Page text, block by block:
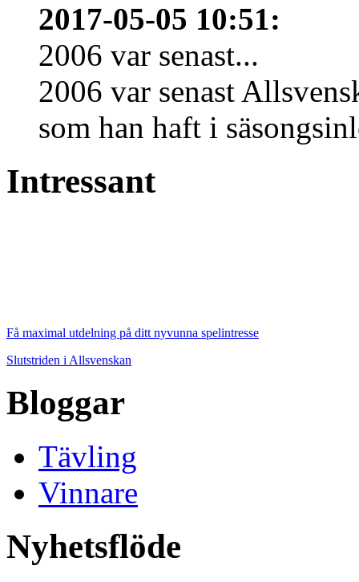
2017-05-05 10:51:
2006 var senast...
2006 var senast
som han haft i
Intressant
Få maximal utdelning på ditt nyvunna spelintresse
Slutstriden i Allsvenskan
Bloggar
Tävling
Vinnare
Nyhetsflöde